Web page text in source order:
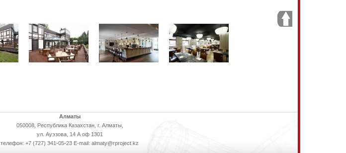
Алматы
050008, Республика Казахстан, г. Алматы,
ул. Ауэзова, 14 А оф 1301
телефон: +7 (727) 341-05-23 E-mail: almaty@rproject.kz